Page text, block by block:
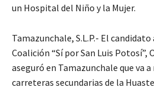
un Hospital del Niño y la Mujer.
Tamazunchale, S.L.P.- El
Coalición “Sí por San Luis Potosí”,
aseguró en Tamazunchale que va
carreteras secundarias de la